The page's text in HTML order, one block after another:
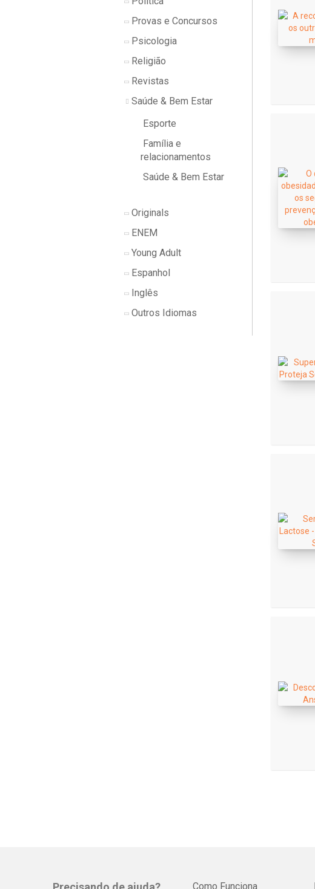
Provas e Concursos
Psicologia
Religião
Revistas
Saúde & Bem Estar
Esporte
Família e
relacionamentos
Saúde & Bem Estar
Originals
ENEM
Young Adult
Espanhol
Inglês
Outros Idiomas
Como Funciona